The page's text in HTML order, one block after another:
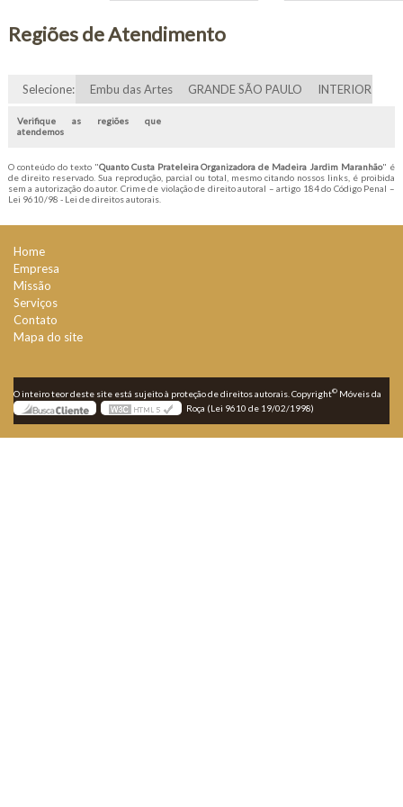
Regiões de Atendimento
Selecione: Embu das Artes GRANDE SÃO PAULO INTERIOR
Verifique as regiões que
atendemos
O conteúdo do texto "Quanto Custa Prateleira Organizadora de Madeira Jardim Maranhão" é
de direito reservado. Sua reprodução, parcial ou total, mesmo citando nossos links, é proibida
sem a autorização do autor. Crime de violação de direito autoral – artigo 184 do Código Penal –
Lei 9610/98 - Lei de direitos autorais.
Home
Empresa
Missão
Serviços
Contato
Mapa do site
O inteiro teor deste site está sujeito à proteção de direitos autorais. Copyright© Móveis da
Roça (Lei 9610 de 19/02/1998)